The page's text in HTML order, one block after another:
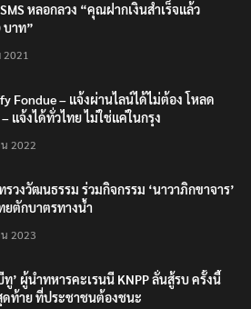
หลอกลวง “คุณฝากเงินสำเร็จแล้ว
บาท”
2021
Fondue – แจ้งผ่านไลน์ได้ไม่ต้อง โหลด
แจ้งได้ทั่วไทย ไม่ใช่แค่ในกรุง
2022
วงวัฒนธรรม ร่วมกิจกรรม ‘นาวาภิกขาจาร’
ยตักบาตรทางน้ำ
2023
ทู’ ผู้นำทหารคะเรนนี KNPP ลั่นสู้รบ ครั้งนี้
ดท้าย ที่ประชาชนต้องชนะ